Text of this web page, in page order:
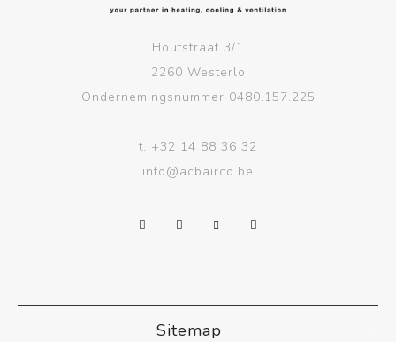
Houtstraat 3/1
2260 Westerlo
Ondernemingsnummer 0480.157.225
t. +32 14 88 36 32
info@acbairco.be
Sitemap